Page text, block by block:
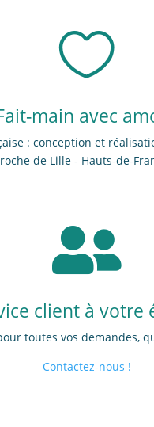

main avec
: conception et
de Lille - Hauts-de-

client à votre
toutes vos demandes,
Contactez-nous !